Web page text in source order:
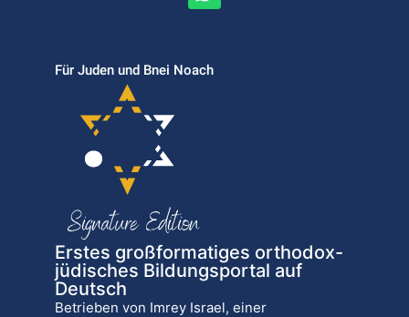
Für Juden und Bnei Noach
Erstes großformatiges orthodox-
jüdisches Bildungsportal auf
Deutsch
Betrieben von Imrey Israel, einer